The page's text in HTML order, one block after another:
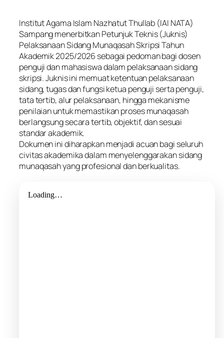
Institut Agama Islam Nazhatut Thullab (IAI NATA)
Sampang menerbitkan Petunjuk Teknis (Juknis)
Pelaksanaan Sidang Munaqasah Skripsi Tahun
Akademik 2025/2026 sebagai pedoman bagi dosen
penguji dan mahasiswa dalam pelaksanaan sidang
skripsi. Juknis ini memuat ketentuan pelaksanaan
sidang, tugas dan fungsi ketua penguji serta penguji,
tata tertib, alur pelaksanaan, hingga mekanisme
penilaian untuk memastikan proses munaqasah
berlangsung secara tertib, objektif, dan sesuai
standar akademik.
Dokumen ini diharapkan menjadi acuan bagi seluruh
civitas akademika dalam menyelenggarakan sidang
munaqasah yang profesional dan berkualitas.